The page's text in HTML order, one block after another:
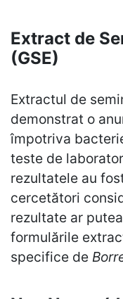
Extract de
(GSE)
Extractul de
demonstrat o
împotriva
teste de
rezultatele au
cercetători
rezultate ar
formulările
specifice de